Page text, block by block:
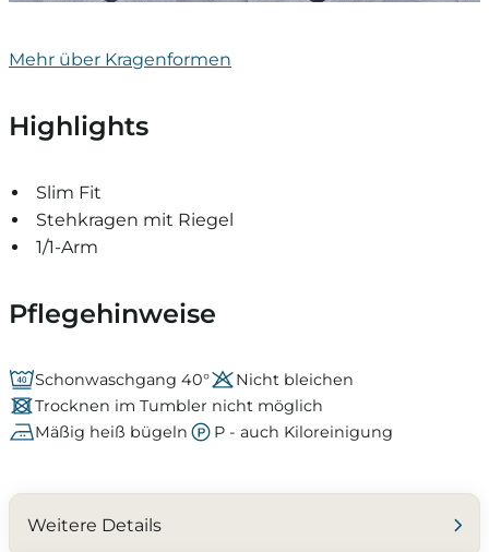
Mehr über Kragenformen
Highlights
Slim Fit
Stehkragen mit Riegel
1/1-Arm
Pflegehinweise
Schonwaschgang 40°
Nicht bleichen
Trocknen im Tumbler nicht möglich
Mäßig heiß bügeln
P - auch Kiloreinigung
Weitere Details